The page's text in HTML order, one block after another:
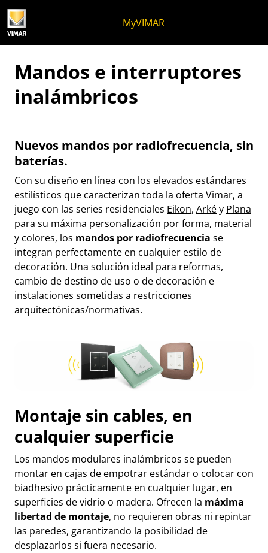
MyVIMAR
Mandos e interruptores
inalámbricos
Nuevos mandos por radiofrecuencia, sin
baterías.
Con su diseño en línea con los elevados estándares
estilísticos que caracterizan toda la oferta Vimar, a
juego con las series residenciales Eikon, Arkéy Plana
para su máxima personalización por forma, material
y colores, los mandos por radiofrecuencia se
integran perfectamente en cualquier estilo de
decoración. Una solución ideal para reformas,
cambio de destino de uso o de decoración e
instalaciones sometidas a restricciones
arquitectónicas/normativas.
Montaje sin cables, en
cualquier superficie
Los mandos modulares inalámbricos se pueden
montar en cajas de empotrar estándar o colocar con
biadhesivo prácticamente en cualquier lugar, en
superficies de vidrio o madera. Ofrecen la máxima
libertad de montaje, no requieren obras ni repintar
las paredes, garantizando la posibilidad de
desplazarlos si fuera necesario.